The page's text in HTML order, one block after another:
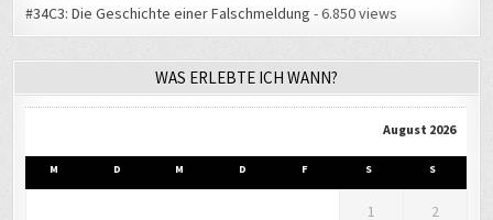
#34C3: Die Geschichte einer Falschmeldung - 6.850 views
WAS ERLEBTE ICH WANN?
August 2026
M D M D F S S
1 2